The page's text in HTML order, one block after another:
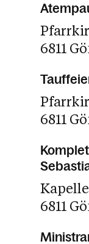
6811
6811
6811